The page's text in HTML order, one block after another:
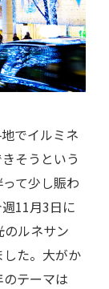
でイルミネ
そうという
て少し賑わ
11月3日に
のルネサン
た。大がか
テーマは